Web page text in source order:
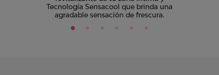
Tecnología Sensacool que brinda una
agradable sensación de frescura.